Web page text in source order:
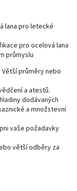
lana pro letecké
pro ocelová lana
průmyslu
průměry nebo
a atestů.
dodávaných
a množstevní
vaše požadavky
větší odběry za